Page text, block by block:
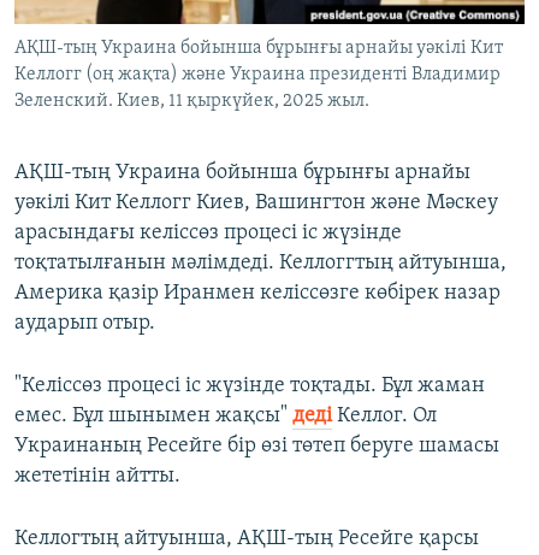
Басқа тілдерде
АҚШ-тың Украина бойынша бұрынғы арнайы уәкілі Кит
Келлогг (оң жақта) және Украина президенті Владимир
Зеленский. Киев, 11 қыркүйек, 2025 жыл.
АҚШ-тың Украина бойынша бұрынғы арнайы
уәкілі Кит Келлогг Киев, Вашингтон және Мәскеу
арасындағы келіссөз процесі іс жүзінде
тоқтатылғанын мәлімдеді. Келлоггтың айтуынша,
Америка қазір Иранмен келіссөзге көбірек назар
аударып отыр.
"Келіссөз процесі іс жүзінде тоқтады. Бұл жаман
емес. Бұл шынымен жақсы" деді Келлог. Ол
Украинаның Ресейге бір өзі төтеп беруге шамасы
жететінін айтты.
Келлогтың айтуынша, АҚШ-тың Ресейге қарсы